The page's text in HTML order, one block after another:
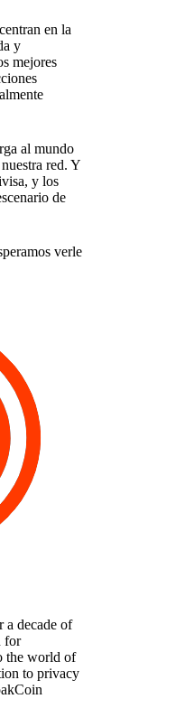
en la
y
mejores
al mundo
red. Y
y los
de
verle
a decade of
for
the world of
to privacy